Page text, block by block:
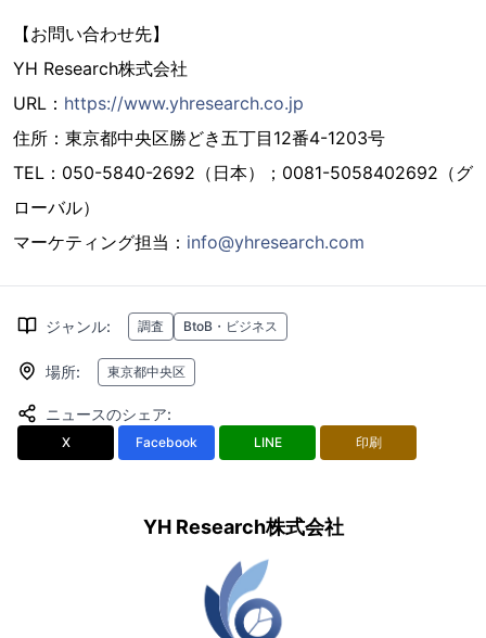
【お問い合わせ先】
YH Research株式会社
URL： https://www.yhresearch.co.jp
住所：東京都中央区勝どき五丁目12番4-1203号
TEL：050-5840-2692（日本）；0081-5058402692（グ
ローバル）
マーケティング担当： info@yhresearch.com
ジャンル: 調査 BtoB・ビジネス
場所: 東京都中央区
ニュースのシェア:
X Facebook LINE 印刷
YH Research株式会社